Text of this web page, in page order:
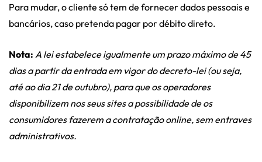
Para mudar, o cliente só tem de fornecer dados pessoais e
bancários, caso pretenda pagar por débito direto.
Nota: A lei estabelece igualmente um prazo máximo de 45
dias a partir da entrada em vigor do decreto-lei (ou seja,
até ao dia 21 de outubro), para que os operadores
disponibilizem nos seus sites a possibilidade de os
consumidores fazerem a contratação online, sem entraves
administrativos.